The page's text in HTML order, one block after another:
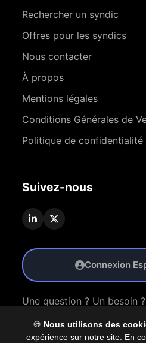
🍪 Nous utilisons des
expérience sur notre site. En
Rechercher un syndic
Offres pour les syndics
Nous contacter
À propos
Mentions légales
Conditions Générales de
Politique de confidentialité
Suivez-nous
Connexion
Une question ? Un besoin ?
Nous